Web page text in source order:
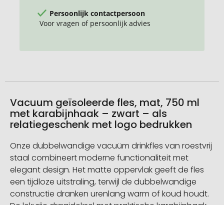
Persoonlijk contactpersoon
Voor vragen of persoonlijk advies
Vacuum geïsoleerde fles, mat, 750 ml
met karabijnhaak – zwart – als
relatiegeschenk met logo bedrukken
Onze dubbelwandige vacuüm drinkfles van roestvrij
staal combineert moderne functionaliteit met
elegant design. Het matte oppervlak geeft de fles
een tijdloze uitstraling, terwijl de dubbelwandige
constructie dranken urenlang warm of koud houdt.